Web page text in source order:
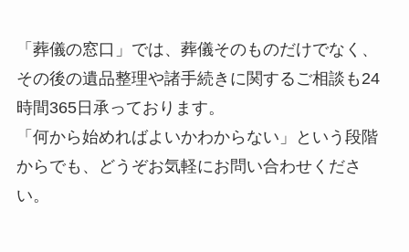
「葬儀の窓口」では、葬儀そのものだけでなく、
その後の遺品整理や諸手続きに関するご相談も24
時間365日承っております。
「何から始めればよいかわからない」という段階
からでも、どうぞお気軽にお問い合わせくださ
い。